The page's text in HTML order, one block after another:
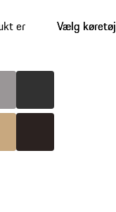
er
Vælg køretøj
Vælg køretøj
platingrå
Farve agat-grå
mojave-beige
Farve espresso